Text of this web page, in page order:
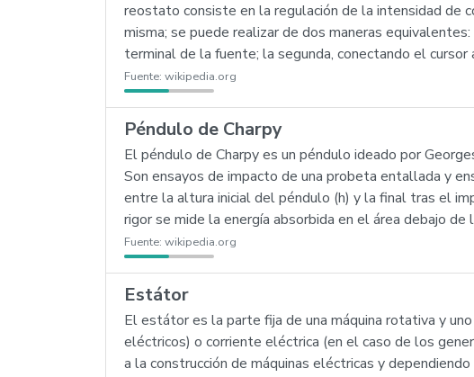
reostato consiste en la regulación de la intensidad de
misma; se puede realizar de dos maneras
terminal de la fuente; la segunda, conectando el
Fuente: wikipedia.org
Péndulo de Charpy
El péndulo de Charpy es un péndulo ideado por
Son ensayos de impacto de una probeta entallada y
entre la altura inicial del péndulo (h) y la final tras el
rigor se mide la energía absorbida en el área debajo
Fuente: wikipedia.org
Estátor
El estátor es la parte fija de una máquina rotativa y
eléctricos) o corriente eléctrica (en el caso de los
a la construcción de máquinas eléctricas y